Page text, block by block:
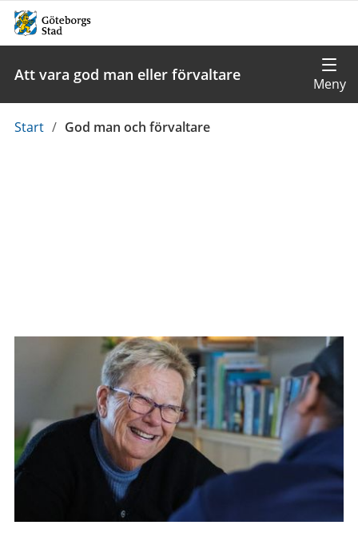
Att vara god man eller förvaltare
Du
Start / God man och förvaltare